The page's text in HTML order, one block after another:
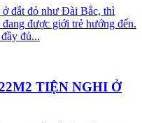
ở đắt đỏ như Đài Bắc, thì
được giới trẻ hướng đến.
đủ...
TIỆN NGHI Ở